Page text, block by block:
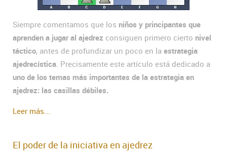
Siempre comentamos que los niños y principantes que
aprenden a jugar al ajedrez consiguen primero cierto nivel
táctico, antes de profundizar un poco en la estrategia
ajedrecística. Precisamente este artículo está dedicado a
uno de los temas más importantes de la estrategia en
ajedrez: las casillas débiles.
Leer más...
El poder de la iniciativa en ajedrez